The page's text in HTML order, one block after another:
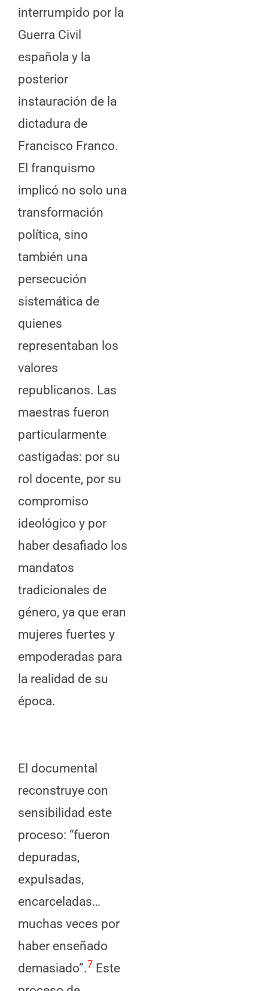
interrumpido por la
Guerra Civil
española y la
posterior
instauración de la
dictadura de
Francisco Franco.
El franquismo
implicó no solo una
transformación
política, sino
también una
persecución
sistemática de
quienes
representaban los
valores
republicanos. Las
maestras fueron
particularmente
castigadas: por su
rol docente, por su
compromiso
ideológico y por
haber desafiado los
mandatos
tradicionales de
género, ya que eran
mujeres fuertes y
empoderadas para
la realidad de su
época.
El documental
reconstruye con
sensibilidad este
proceso: “fueron
depuradas,
expulsadas,
encarceladas…
muchas veces por
haber enseñado
demasiado”.7 Este